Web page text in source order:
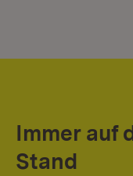
Immer auf
Stand